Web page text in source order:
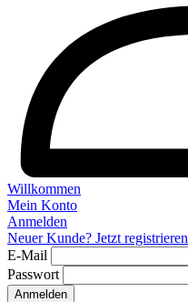
Willkommen
Mein Konto
Anmelden
Neuer Kunde? Jetzt registrieren
E-Mail
Passwort
Anmelden